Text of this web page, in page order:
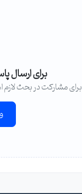
برای ارسال
برای مشارکت در بحث لازم